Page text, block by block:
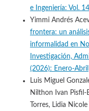
e Ingeniería: Vol.
Yimmi Andrés
frontera: un
informalidad en
Investigación,
(2026): Enero-Abril
Luis Miguel
Nilthon Ivan Pisfil-
Torres, Lidia